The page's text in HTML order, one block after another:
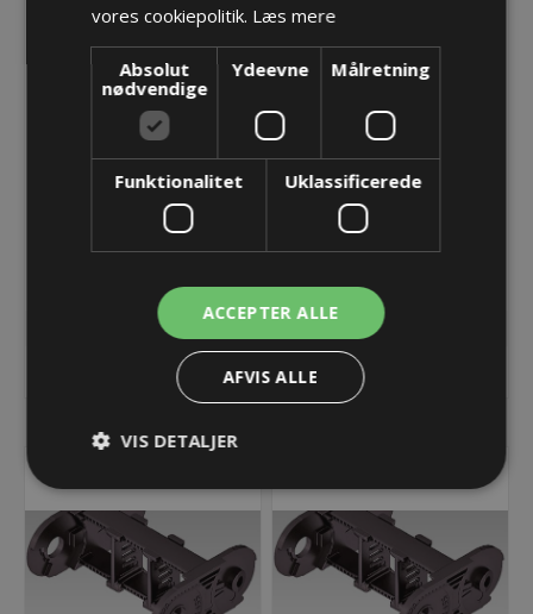
Endebeslag -
ET1455/UA1455 - 078 -
FIXABLE POINT
34,03 kr.
Lager: 22 på lager
Endebeslag -
ET1455/UA1455 - 078 -
MOVABLE POINT
34,03 kr.
Lager: 29 på lager
vores cookiepolitik. Læs mere
Absolut
nødvendige
Ydeevne Målretning
Funktionalitet Uklassificerede
ACCEPTER ALLE
AFVIS ALLE
VIS DETALJER